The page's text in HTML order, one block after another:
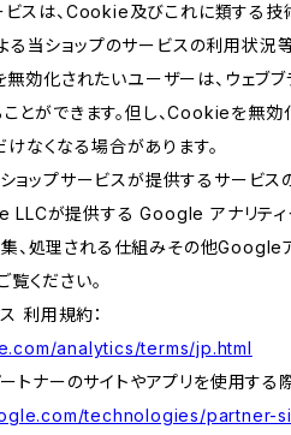
ービスは、Cookie及びこれに類する
る当ショップのサービスの利用状
効化されたいユーザーは、ウェブ
ができます。但し、Cookieを無効
なくなる場合があります。
ショップサービスが提供するサービ
が提供する Google アナリティ
、処理される仕組みその他Google
覧ください。
利用規約：
analytics/terms/jp.html
ナーのサイトやアプリを使用する
technologies/partner-